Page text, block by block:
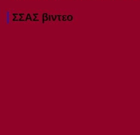
ΣΣΑΣ βιντεο